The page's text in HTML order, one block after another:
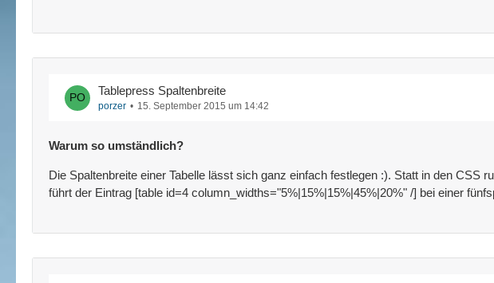
Tablepress Spaltenbreite
porzer 15. September 2015 um 14:42
Warum so umständlich?
Die Spaltenbreite einer Tabelle lässt sich ganz einfach festlegen :). Statt in den
führt der Eintrag [table id=4 column_widths="5%|15%|15%|45%|20%" /] bei einer